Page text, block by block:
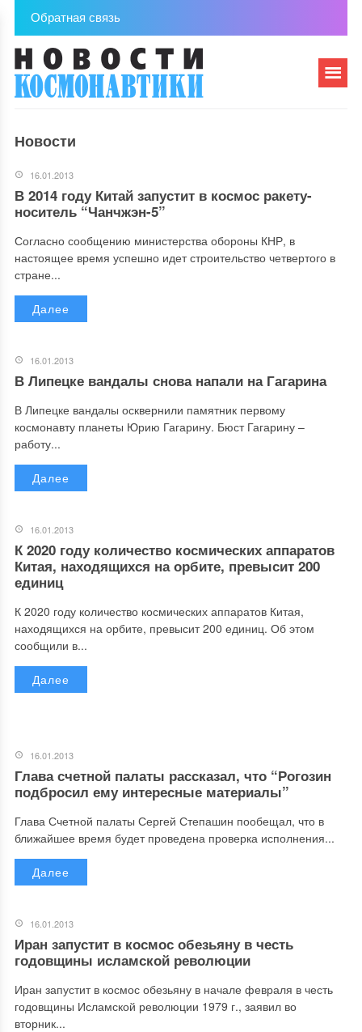
Обратная связь
Новости
16.01.2013
В 2014 году Китай запустит в космос ракету-
носитель “Чанчжэн-5”
Согласно сообщению министерства обороны КНР, в
настоящее время успешно идет строительство четвертого в
стране...
Далее
16.01.2013
В Липецке вандалы снова напали на Гагарина
В Липецке вандалы осквернили памятник первому
космонавту планеты Юрию Гагарину. Бюст Гагарину –
работу...
Далее
16.01.2013
К 2020 году количество космических аппаратов
Китая, находящихся на орбите, превысит 200
единиц
К 2020 году количество космических аппаратов Китая,
находящихся на орбите, превысит 200 единиц. Об этом
сообщили в...
Далее
16.01.2013
Глава счетной палаты рассказал, что “Рогозин
подбросил ему интересные материалы”
Глава Счетной палаты Сергей Степашин пообещал, что в
ближайшее время будет проведена проверка исполнения...
Далее
16.01.2013
Иран запустит в космос обезьяну в честь
годовщины исламской революции
Иран запустит в космос обезьяну в начале февраля в честь
годовщины Исламской революции 1979 г., заявил во
вторник...